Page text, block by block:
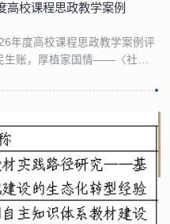
高校课程思政教学案例
年度高校课程思政教学案例评
生账，厚植家国情——〈社会
济思想为根本遵循，以“解析
民为中心、共同富裕、健康
诚信...